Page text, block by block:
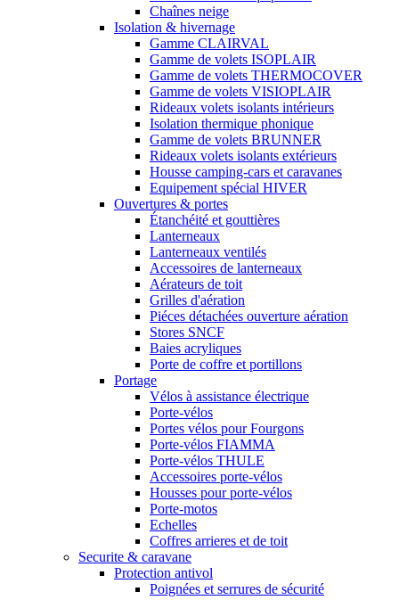
Chaînes neige
Isolation & hivernage
Gamme CLAIRVAL
Gamme de volets ISOPLAIR
Gamme de volets THERMOCOVER
Gamme de volets VISIOPLAIR
Rideaux volets isolants intérieurs
Isolation thermique phonique
Gamme de volets BRUNNER
Rideaux volets isolants extérieurs
Housse camping-cars et caravanes
Equipement spécial HIVER
Ouvertures & portes
Étanchéité et gouttières
Lanterneaux
Lanterneaux ventilés
Accessoires de lanterneaux
Aérateurs de toit
Grilles d'aération
Piéces détachées ouverture aération
Stores SNCF
Baies acryliques
Porte de coffre et portillons
Portage
Vélos à assistance électrique
Porte-vélos
Portes vélos pour Fourgons
Porte-vélos FIAMMA
Porte-vélos THULE
Accessoires porte-vélos
Housses pour porte-vélos
Porte-motos
Echelles
Coffres arrieres et de toit
Securite & caravane
Protection antivol
Poignées et serrures de sécurité